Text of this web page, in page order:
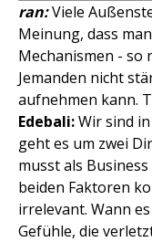
ran:Viele
Meinung, dass
Mechanismen - so
Jemanden nicht
aufnehmen kann.
Edebali:Wir sind
geht es um zwei
musst als
beiden Faktoren
irrelevant. Wann
Gefühle, die